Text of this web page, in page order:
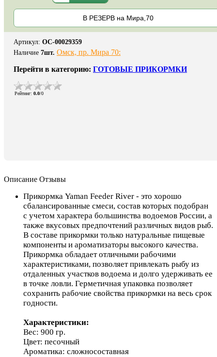
В РЕЗЕРВ на Мира,70
Артикул: ОС-00029359
Наличие 7шт. Омск, пр. Мира 70:
Перейти в категорию: ГОТОВЫЕ ПРИКОРМКИ
Рейтинг: 0.0/0
Описание Отзывы
Прикормка Yaman Feeder River - это хорошо
сбалансированные смеси, состав которых подобран
с учетом характера большинства водоемов России, а
также вкусовых предпочтений различных видов рыб.
В составе прикормки только натуральные пищевые
компоненты и ароматизаторы высокого качества.
Прикормка обладает отличными рабочими
характеристиками, позволяет привлекать рыбу из
отдаленных участков водоема и долго удерживать ее
в точке ловли. Герметичная упаковка позволяет
сохранить рабочие свойства прикормки на весь срок
годности.
Характеристики:
Вес: 900 гр.
Цвет: песочный
Ароматика: сложносоставная